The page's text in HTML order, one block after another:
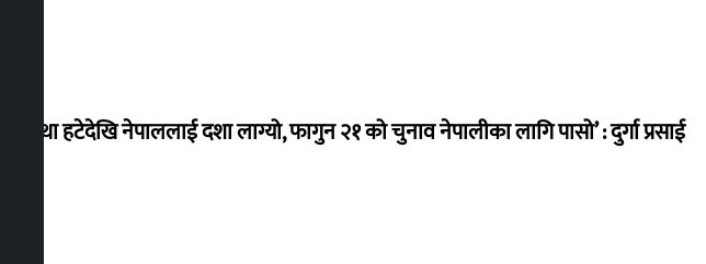
‘राजसंस्था हटेदेखि नेपाललाई दशा लाग्यो, फागुन २१ को चुनाव नेपालीका लागि पासो’ : दुर्गा प्रसाई